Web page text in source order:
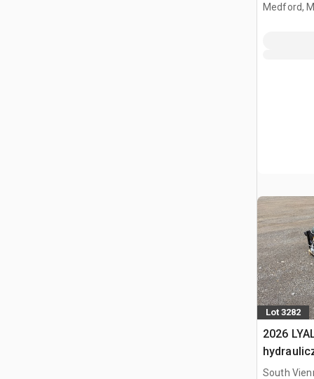
Medford,
Lot 3282
2026
South